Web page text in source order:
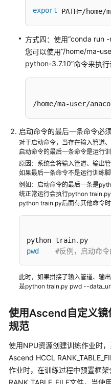
错
与
故
障
恢
看
与
管
理
训
练
作
业
控
与
可
视
化
旧
版
制
台
功
能
export PATH=/
方式四：使用“conda run -
您可以使用“/home/ma-
python-3.7.10”命令来执行
/home/ma-user/
启动命令的最后一条命令必
对于启动命令，当存在输入管道
启动命令的最后一条命令是运行训
原因：系统会将输入管道、输出
如果最后一条命令不是运行训练脚
例如：启动命令的最后一条是
统正常运行会执行python
python train.py后面有其他命令时
pwd
#反例，启动命
此时，如果拼接了输入管道、输
是python train.py pwd --
使用Ascend自定义镜
规范
使用NPU资源创建训练作业时
Ascend HCCL
作业时，在训练过程中预置框